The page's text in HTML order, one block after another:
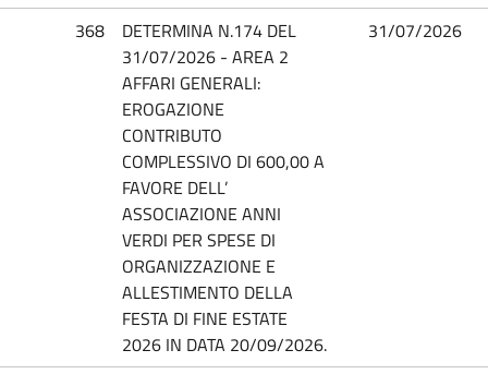
368
DETERMINA N.174 DEL
31/07/2026 - AREA 2
AFFARI GENERALI:
EROGAZIONE
CONTRIBUTO
COMPLESSIVO DI 600,00 A
FAVORE DELL’
ASSOCIAZIONE ANNI
VERDI PER SPESE DI
ORGANIZZAZIONE E
ALLESTIMENTO DELLA
FESTA DI FINE ESTATE
2026 IN DATA 20/09/2026.
31/07/2026